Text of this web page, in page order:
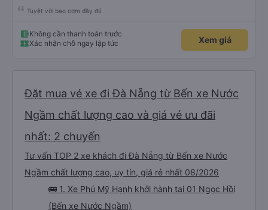
Tuyệt vời bao cơm đầy đủ
Không cần thanh toán trước
Xác nhận chỗ ngay lập tức
Xem giá
Đặt mua vé xe đi Đà Nẵng từ Bến xe Nước
Ngầm chất lượng cao và giá vé ưu đãi
nhất: 2 chuyến
Tư vấn TOP 2 xe khách đi Đà Nẵng từ Bến xe Nước
Ngầm chất lượng cao, uy tín, giá rẻ nhất 08/2026
🚌 1. Xe Phú Mỹ Hạnh khởi hành tại 01 Ngọc Hồi
(Bến xe Nước Ngầm)